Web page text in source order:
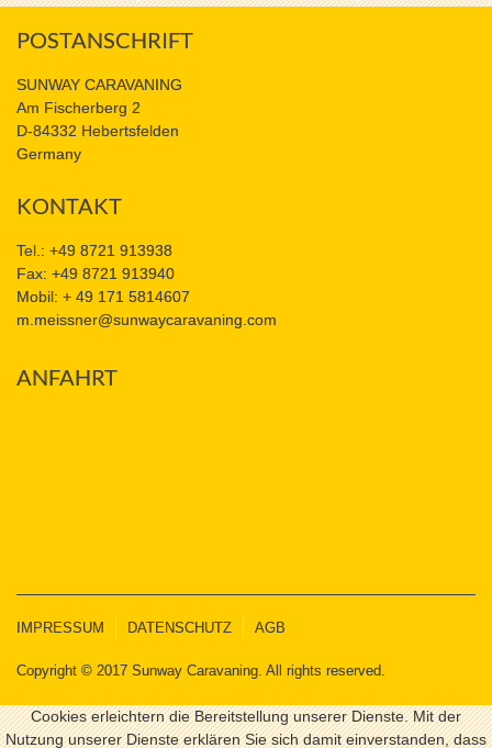
POSTANSCHRIFT
SUNWAY CARAVANING
Am Fischerberg 2
D-84332 Hebertsfelden
Germany
KONTAKT
Tel.: +49 8721 913938
Fax: +49 8721 913940
Mobil: + 49 171 5814607
m.meissner@sunwaycaravaning.com
ANFAHRT
IMPRESSUM DATENSCHUTZ AGB
Copyright © 2017 Sunway Caravaning. All rights reserved.
Cookies erleichtern die Bereitstellung unserer Dienste. Mit der
Nutzung unserer Dienste erklären Sie sich damit einverstanden, dass